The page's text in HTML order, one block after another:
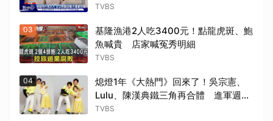
TVBS
03
基隆漁港2人吃3400元！點龍虎斑、鮑
魚喊貴 店家喊冤秀明細
TVBS
04
熄燈1年《大熱門》回來了！吳宗憲、
Lulu、陳漢典鐵三角再合體 進軍週末
時段
TVBS